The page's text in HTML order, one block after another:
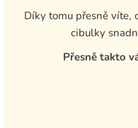
Díky tomu přesně víte,
cibulky
Přesně takto